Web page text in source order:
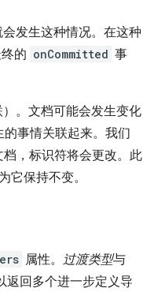
发生这种情况。在这种
的 onCommitted 事
。文档可能会发生变化
事情关联起来。我们
，标识符将会更改。此
保持不变。
属性。 过渡类型与
返回多个进一步定义导